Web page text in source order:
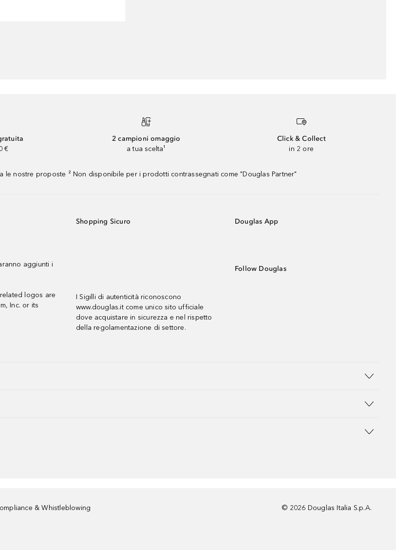
€
2 campioni omaggio
a tua scelta¹
Click & Collect
in 2 ore
nostre proposte ² Non disponibile per i prodotti contrassegnati come "Douglas Partner"
aggiunti i
logos are
Inc. or its
Shopping Sicuro
I Sigilli di autenticità riconoscono
www.douglas.it come unico sito ufficiale
dove acquistare in sicurezza e nel rispetto
della regolamentazione di settore.
Douglas App
Follow Douglas
& Whistleblowing
© 2026 Douglas Italia S.p.A.